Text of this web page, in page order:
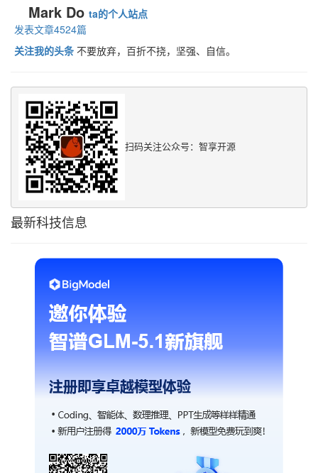
Mark Do ta的个人站点
发表文章4524篇
关注我的头条 不要放弃，百折不挠，坚强、自信。
扫码关注公众号：智享开源
最新科技信息